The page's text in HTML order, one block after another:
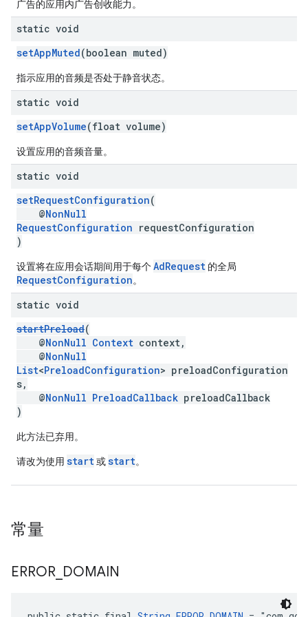
广告的应用内广告创收能力。
static void
setAppMuted(boolean muted)
指示应用的音频是否处于静音状态。
static void
setAppVolume(float volume)
设置应用的音频音量。
static void
setRequestConfiguration(
@NonNull
RequestConfiguration requestConfiguration
)
设置将在应用会话期间用于每个AdRequest 的全局
RequestConfiguration。
static void
startPreload(
@NonNull Context context,
@NonNull
List<PreloadConfiguration> preloadConfiguration
s,
@NonNull PreloadCallback preloadCallback
)
此方法已弃用。
请改为使用 start或start。
常量
ERROR DOMAIN